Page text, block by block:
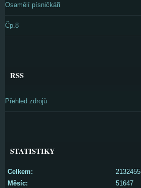
Osamělí písničkáři
Čp.8
RSS
Přehled zdrojů
STATISTIKY
Celkem:
2132455
Měsíc:
51647